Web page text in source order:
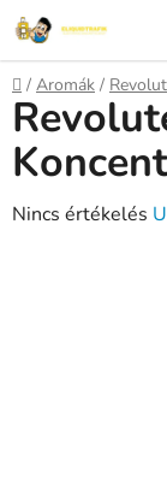
Ugrás
fő
tartalomhoz
Kezdőlap
/ Aromák /
A
Nincs értékelés